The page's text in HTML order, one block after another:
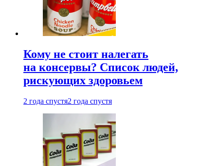
Кому не стоит налегать
на консервы? Список людей,
рискующих здоровьем
2 года спустя2 года спустя